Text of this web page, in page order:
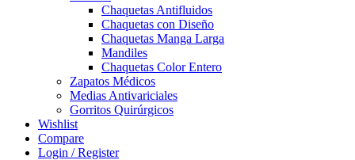
Chaquetas Antifluidos
Chaquetas con Diseño
Chaquetas Manga Larga
Mandiles
Chaquetas Color Entero
Zapatos Médicos
Medias Antivariciales
Gorritos Quirúrgicos
Wishlist
Compare
Login / Register